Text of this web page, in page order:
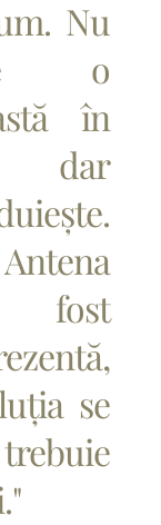
Nu
o
în
dar
fost
se